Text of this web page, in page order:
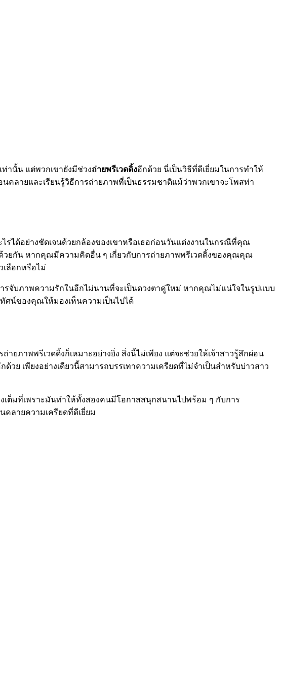
านั้น แต่พวกเขายังมีช่วงถ่ายพรีเวดดิ้งอีกด้วย นี่เป็นวิธีที่ดีเยี่ยมในการทำให้
ลายและเรียนรู้วิธีการถ่ายภาพที่เป็นธรรมชาติแม้ว่าพวกเขาจะโพสท่า
ได้อย่างชัดเจนด้วยกล้องของเขาหรือเธอก่อนวันแต่งงานในกรณีที่คุณ
ด้วยกัน หากคุณมีความคิดอื่น ๆ เกี่ยวกับการถ่ายภาพพรีเวดดิ้งของคุณคุณ
ลือกหรือไม่
รจับภาพความรักในอีกไม่นานที่จะเป็นดวงตาคู่ใหม่ หากคุณไม่แน่ใจในรูปแบบ
ศน์ของคุณให้มองเห็นความเป็นไปได้
ภาพพรีเวดดิ้งก็เหมาะอย่างยิ่ง สิ่งนี้ไม่เพียง แต่จะช่วยให้เจ้าสาวรู้สึกผ่อน
เพียงอย่างเดียวนี้สามารถบรรเทาความเครียดที่ไม่จำเป็นสำหรับบ่าวสาว
เต็มที่เพราะมันทำให้ทั้งสองคนมีโอกาสสนุกสนานไปพร้อม ๆ กับการ
คลายความเครียดที่ดีเยี่ยม